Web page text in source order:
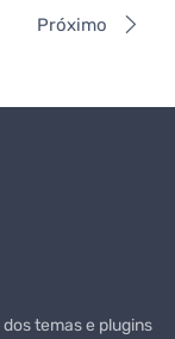
Próximo
temas e plugins